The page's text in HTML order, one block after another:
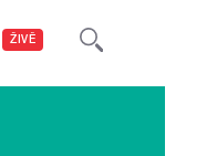
ŽIVĚ